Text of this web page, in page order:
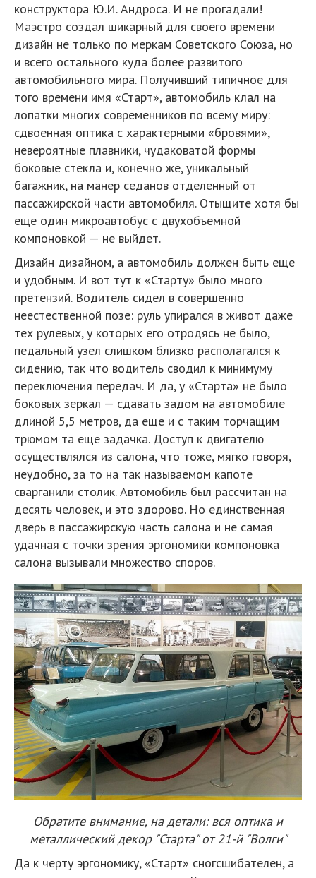
конструктора Ю.И. Андроса. И не прогадали!
Маэстро создал шикарный для своего времени
дизайн не только по меркам Советского Союза, но
и всего остального куда более развитого
автомобильного мира. Получивший типичное для
того времени имя «Старт», автомобиль клал на
лопатки многих современников по всему миру:
сдвоенная оптика с характерными «бровями»,
невероятные плавники, чудаковатой формы
боковые стекла и, конечно же, уникальный
багажник, на манер седанов отделенный от
пассажирской части автомобиля. Отыщите хотя бы
еще один микроавтобус с двухобъемной
компоновкой — не выйдет.
Дизайн дизайном, а автомобиль должен быть еще
и удобным. И вот тут к «Старту» было много
претензий. Водитель сидел в совершенно
неестественной позе: руль упирался в живот даже
тех рулевых, у которых его отродясь не было,
педальный узел слишком близко располагался к
сидению, так что водитель сводил к минимуму
переключения передач. И да, у «Старта» не было
боковых зеркал — сдавать задом на автомобиле
длиной 5,5 метров, да еще и с таким торчащим
трюмом та еще задачка. Доступ к двигателю
осуществлялся из салона, что тоже, мягко говоря,
неудобно, за то на так называемом капоте
сварганили столик. Автомобиль был рассчитан на
десять человек, и это здорово. Но единственная
дверь в пассажирскую часть салона и не самая
удачная с точки зрения эргономики компоновка
салона вызывали множество споров.
Обратите внимание, на детали: вся оптика и
металлический декор "Старта" от 21-й "Волги"
Да к черту эргономику, «Старт» сногсшибателен, а